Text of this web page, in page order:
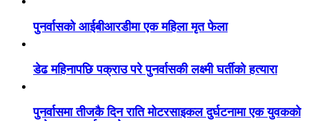
पुनर्वासको आईबीआरडीमा एक महिला मृत फेला
डेढ महिनापछि पक्राउ परे पुनर्वासकी लक्ष्मी घर्तीको हत्यारा
पुनर्वासमा तीजकै दिन राति मोटरसाइकल दुर्घटनामा एक युवकको